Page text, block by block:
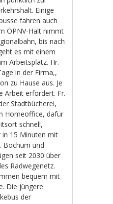
Einige
fahren auch
ÖPNV-Halt nimmt
bis nach
es mit einem
Arbeitsplatz. Hr.
in der Firma,,
zu Hause aus. Je
Arbeit erfordert. Fr.
Stadtbücherei,
Homeoffice, dafür
schnell,
in 15 Minuten mit
Bochum und
seit 2030 über
Radwegenetz.
bequem mit
Die jüngere
der